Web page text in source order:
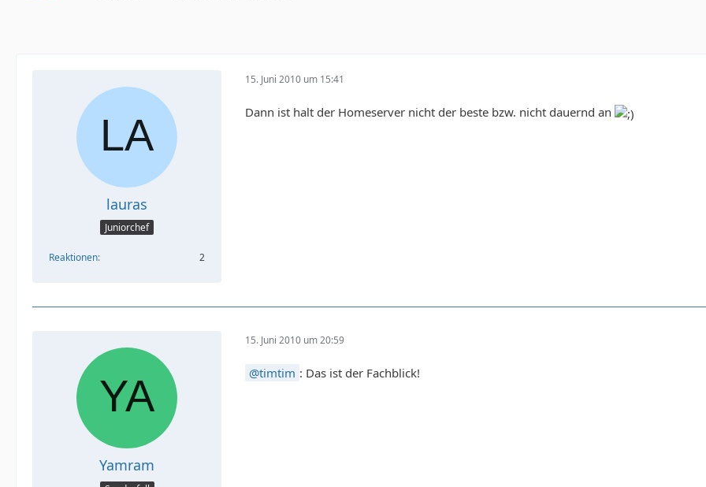
lauras
Juniorchef
Reaktionen 2
15. Juni 2010 um 15:41
Dann ist halt der Homeserver nicht der beste bzw. nicht dauernd an
Yamram
15. Juni 2010 um 20:59
timtim : Das ist der Fachblick!